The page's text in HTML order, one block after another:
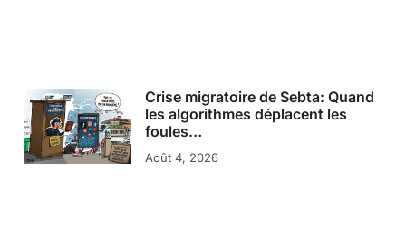
Crise migratoire de Sebta: Quand
les algorithmes déplacent les
foules…
Août 4, 2026